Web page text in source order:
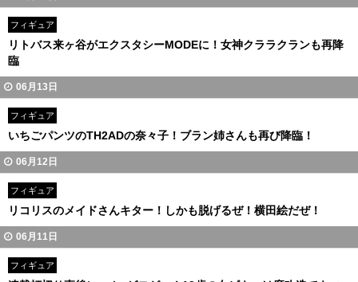
フィギュア
リトバス来ヶ谷がエクスタシーMODEに！女神クララクランも再降
臨
06月13日
フィギュア
いちごパンツのTH2ADの奈々子！ブラン姉さんも再び降臨！
06月12日
フィギュア
リコリスのメイドさんキター！しかも脱げるぜ！横田絵だぜ！
06月11日
フィギュア